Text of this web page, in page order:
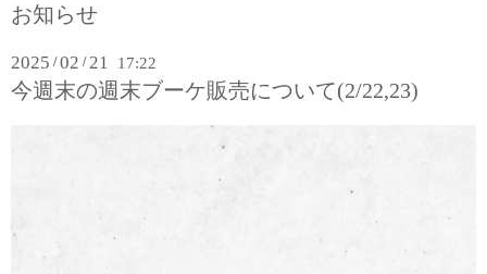
お知らせ
2025 /02 /21 17:22
今週末の週末ブーケ販売について(2/22,23)